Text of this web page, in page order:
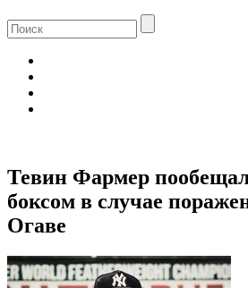
Тевин Фармер пообещал
боксом в случае
Огаве